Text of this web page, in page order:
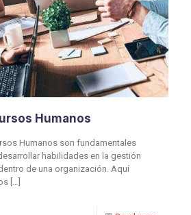
Humanos
Humanos son fundamentales
habilidades en la gestión
de una organización. Aquí